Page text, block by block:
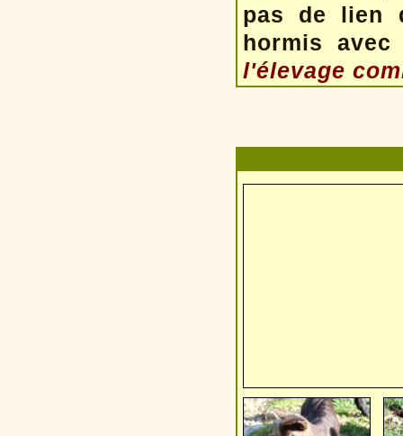
pas de lien
hormis
l'élevage